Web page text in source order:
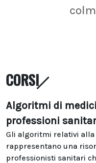
CORSI
Algoritmi di
professioni
Gli algoritmi relativi
rappresentano una
professionisti sanitari